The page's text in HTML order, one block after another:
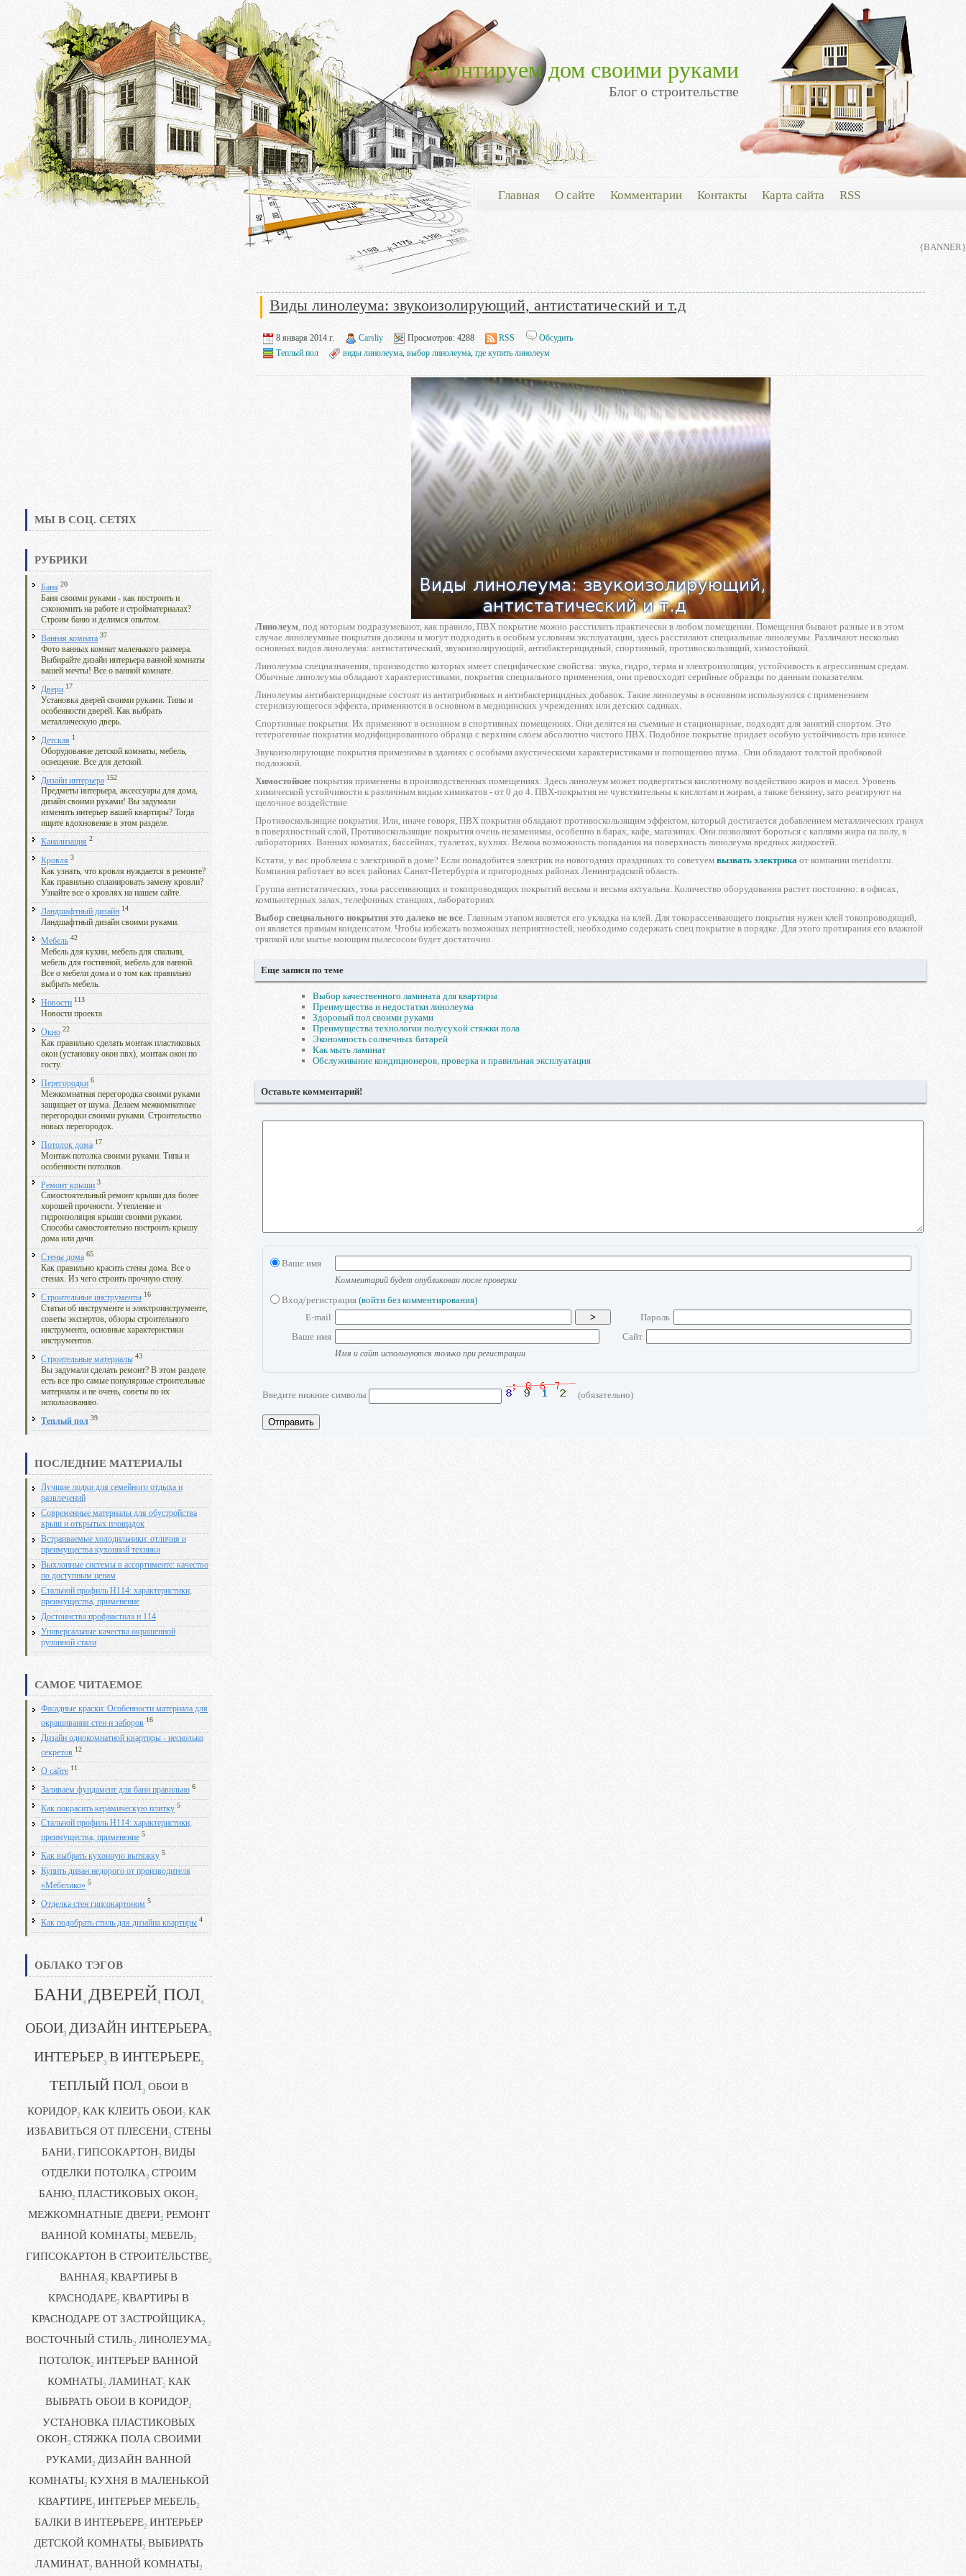
Ремонтируем дом своими руками
Блог о строительстве
Главная О сайте Комментарии Контакты Карта сайта RSS
{BANNER}
МЫ В СОЦ. СЕТЯХ
РУБРИКИ
Баня 20
Баня своими руками - как построить и
сэкономить на работе и стройматериалах?
Строим баню и делимся опытом.
Ванная комната 37
Фото ванных комнат маленького размера.
Выбирайте дизайн интерьера ванной комнаты
вашей мечты! Все о ванной комнате.
Двери 17
Установка дверей своими руками. Типы и
особенности дверей. Как выбрать
металлическую дверь.
Детская 1
Оборудование детской комнаты, мебель,
освещение. Все для детской.
Дизайн интерьера 152
Предметы интерьера, аксессуары для дома,
дизайн своими руками! Вы задумали
изменить интерьер вашей квартиры? Тогда
ищите вдохновение в этом разделе.
Канализация 2
Кровля 3
Как узнать, что кровля нуждается в ремонте?
Как правильно спланировать замену кровли?
Узнайте все о кровлях на нашем сайте.
Ландшафтный дизайн 14
Ландшафтный дизайн своими руками.
Мебель 42
Мебель для кухни, мебель для спальни,
мебель для гостинной, мебель для ванной.
Все о мебели дома и о том как правильно
выбрать мебель.
Новости 113
Новости проекта
Окно 22
Как правильно сделать монтаж пластиковых
окон (установку окон пвх), монтаж окон по
госту.
Перегородки 6
Межкомнатная перегородка своими руками
защищает от шума. Делаем межкомнатные
перегородки своими руками. Строительство
новых перегородок.
Потолок дома 17
Монтаж потолка своими руками. Типы и
особенности потолков.
Ремонт крыши 3
Самостоятельный ремонт крыши для более
хорошей прочности. Утепление и
гидроизоляция крыши своими руками.
Способы самостоятельно построить крышу
дома или дачи.
Стены дома 65
Как правильно красить стены дома. Все о
стенах. Из чего строить прочную стену.
Строительные инструменты 16
Статьи об инструменте и электроинструменте,
советы экспертов, обзоры строительного
инструмента, основные характеристики
инструментов.
Строительные материалы 43
Вы задумали сделать ремонт? В этом разделе
есть все про самые популярные строительные
материалы и не очень, советы по их
использованию.
Теплый пол 39
ПОСЛЕДНИЕ МАТЕРИАЛЫ
Лучшие лодки для семейного отдыха и
развлечений
Современные материалы для обустройства
крыш и открытых площадок
Встраиваемые холодильники: отличия и
преимущества кухонной техники
Выхлопные системы в ассортименте: качество
по доступным ценам
Стальной профиль Н114: характеристики,
преимущества, применение
Достоинства профнастила н 114
Универсальные качества окрашенной
рулонной стали
САМОЕ ЧИТАЕМОЕ
Фасадные краски: Особенности материала для
окрашивания стен и заборов 16
Дизайн однокомнатной квартиры - несколько
секретов 12
О сайте 11
Заливаем фундамент для бани правильно 6
Как покрасить керамическую плитку 5
Стальной профиль Н114: характеристики,
преимущества, применение 5
Как выбрать кухонную вытяжку 5
Купить диван недорого от производителя
«Мебелико» 5
Отделка стен гипсокартоном 5
Как подобрать стиль для дизайна квартиры 4
ОБЛАКО ТЭГОВ
БАНИ4 ДВЕРЕЙ4 ПОЛ4
ОБОИ3 ДИЗАЙН ИНТЕРЬЕРА3
ИНТЕРЬЕР3 В ИНТЕРЬЕРЕ3
ТЕПЛЫЙ ПОЛ3 ОБОИ В
КОРИДОР2 КАК КЛЕИТЬ ОБОИ2 КАК
ИЗБАВИТЬСЯ ОТ ПЛЕСЕНИ2 СТЕНЫ
БАНИ2 ГИПСОКАРТОН2 ВИДЫ
ОТДЕЛКИ ПОТОЛКА2 СТРОИМ
БАНЮ2 ПЛАСТИКОВЫХ ОКОН2
МЕЖКОМНАТНЫЕ ДВЕРИ2 РЕМОНТ
ВАННОЙ КОМНАТЫ2 МЕБЕЛЬ2
ГИПСОКАРТОН В СТРОИТЕЛЬСТВЕ2
ВАННАЯ2 КВАРТИРЫ В
КРАСНОДАРЕ2 КВАРТИРЫ В
КРАСНОДАРЕ ОТ ЗАСТРОЙЩИКА2
ВОСТОЧНЫЙ СТИЛЬ2 ЛИНОЛЕУМА2
ПОТОЛОК2 ИНТЕРЬЕР ВАННОЙ
КОМНАТЫ2 ЛАМИНАТ2 КАК
ВЫБРАТЬ ОБОИ В КОРИДОР2
УСТАНОВКА ПЛАСТИКОВЫХ
ОКОН2 СТЯЖКА ПОЛА СВОИМИ
РУКАМИ2 ДИЗАЙН ВАННОЙ
КОМНАТЫ2 КУХНЯ В МАЛЕНЬКОЙ
КВАРТИРЕ2 ИНТЕРЬЕР МЕБЕЛЬ2
БАЛКИ В ИНТЕРЬЕРЕ2 ИНТЕРЬЕР
ДЕТСКОЙ КОМНАТЫ2 ВЫБИРАТЬ
ЛАМИНАТ2 ВАННОЙ КОМНАТЫ2
Виды линолеума: звукоизолирующий, антистатический и т.д
8 января 2014 г. Carsliy Просмотров: 4288 RSS
Обсудить
Теплый пол
виды линолеума, выбор линолеума, где купить линолеум
Линолеум, под которым подразумевают, как правило, ПВХ покрытие можно расстилать практически в любом помещении. Помещения бывают разные и в этом
случае линолеумные покрытия должны и могут подходить к особым условиям эксплуатации, здесь расстилают специальные линолеумы. Различают несколько
основных видов линолеума: антистатический, звукоизолирующий, антибактерицидный, спортивный, противоскользящий, химостойкий.
Линолеумы спецназначения, производство которых имеет специфические свойства: звука, гидро, терма и электроизоляция, устойчивость к агрессивным средам.
Обычные линолеумы обладают характеристиками, покрытия специального применения, они превосходят серийные образцы по данным показателям.
Линолеумы антибактерицидные состоят из антигрибковых и антибактерицидных добавок. Такие линолеумы в основном используются с применением
стерилизующегося эффекта, применяются в основном в медицинских учреждениях или детских садиках.
Спортивные покрытия. Их применяют в основном в спортивных помещениях. Они делятся на съемные и стационарные, подходят для занятий спортом. Это
гетерогенные покрытия модифицированного образца с верхним слоем абсолютно чистого ПВХ. Подобное покрытие придает особую устойчивость при износе.
Звукоизолирующие покрытия применимы в зданиях с особыми акустическими характеристиками и поглощению шума.. Они обладают толстой пробковой
подложкой.
Химостойкие покрытия применены в производственных помещениях. Здесь линолеум может подвергаться кислотному воздействию жиров и масел. Уровень
химической устойчивости к различным видам химикатов - от 0 до 4. ПВХ-покрытия не чувствительны к кислотам и жирам, а также бензину, зато реагируют на
щелочное воздействие
Противоскользящие покрытия. Или, иначе говоря, ПВХ покрытия обладают противоскользящим эффектом, который достигается добавлением металлических гранул
в поверхностный слой, Противоскользящие покрытия очень незаменимы, особенно в барах, кафе, магазинах. Они позволяют бороться с каплями жира на полу, в
лабораториях. Ванных комнатах, бассейнах, туалетах, кухнях. Велика возможность попадания на поверхность линолеума вредных жидкостей.
Кстати, у вас проблемы с электрикой в доме? Если понадобится электрик на новогодних праздниках то советуем вызвать электрика от компании meridor.ru.
Компания работает во всех районах Санкт-Петербурга и пригородных районах Ленинградской область.
Группа антистатических, тока рассеивающих и токопроводящих покрытий весьма и весьма актуальна. Количество оборудования растет постоянно: в офисах,
компьютерных залах, телефонных станциях, лабораториях
Выбор специального покрытия это далеко не все. Главным этапом является его укладка на клей. Для токорассеивающего покрытия нужен клей токопроводящий,
он является прямым конденсатом. Чтобы избежать возможных неприятностей, необходимо содержать спец покрытие в порядке. Для этого протирания его влажной
тряпкой или мытье моющим пылесосом будет достаточно.
Еще записи по теме
Выбор качественного ламината для квартиры
Преимущества и недостатки линолеума
Здоровый пол своими руками
Преимущества технологии полусухой стяжки пола
Экономность солнечных батарей
Как мыть ламинат
Обслуживание кондиционеров, проверка и правильная эксплуатация
Оставьте комментарий!
Ваше имя
Комментарий будет опубликован после проверки
Вход/регистрация (войти без комментирования)
E-mail
>
Пароль
Ваше имя
Сайт
Имя и сайт используются только при регистрации
Введите нижние символы (обязательно)
Отправить